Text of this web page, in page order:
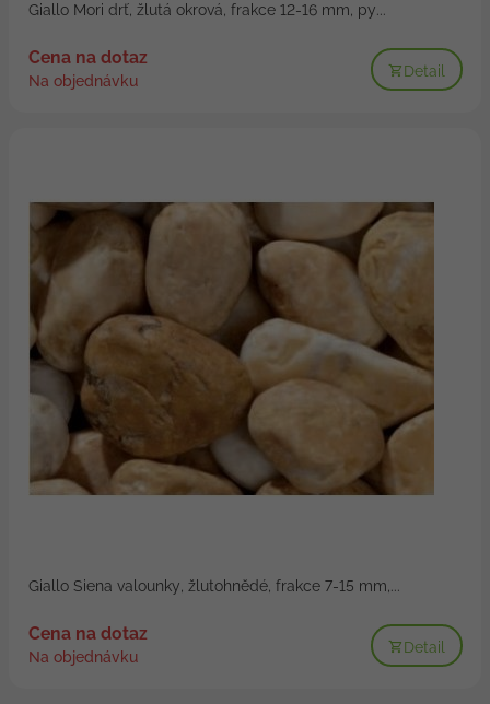
Giallo Mori drť, žlutá okrová, frakce 12-16 mm, py...
Cena na dotaz
Na objednávku
Detail
Giallo Siena valounky, žlutohnědé, frakce 7-15 mm,...
Cena na dotaz
Na objednávku
Detail